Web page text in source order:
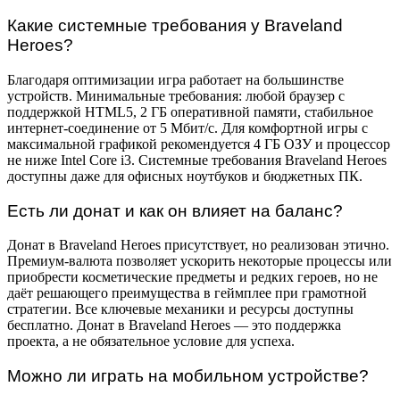
Какие системные требования у Braveland
Heroes?
Благодаря оптимизации игра работает на большинстве
устройств. Минимальные требования: любой браузер с
поддержкой HTML5, 2 ГБ оперативной памяти, стабильное
интернет-соединение от 5 Мбит/с. Для комфортной игры с
максимальной графикой рекомендуется 4 ГБ ОЗУ и процессор
не ниже Intel Core i3. Системные требования Braveland Heroes
доступны даже для офисных ноутбуков и бюджетных ПК.
Есть ли донат и как он влияет на баланс?
Донат в Braveland Heroes присутствует, но реализован этично.
Премиум-валюта позволяет ускорить некоторые процессы или
приобрести косметические предметы и редких героев, но не
даёт решающего преимущества в геймплее при грамотной
стратегии. Все ключевые механики и ресурсы доступны
бесплатно. Донат в Braveland Heroes — это поддержка
проекта, а не обязательное условие для успеха.
Можно ли играть на мобильном устройстве?